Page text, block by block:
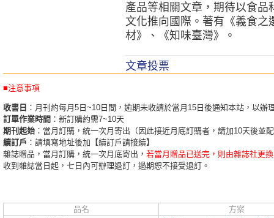
產品等相關文章，期待以食
文化推向國際。著有《義食
材》、《知味臺灣》。
文章投票
■注意事項
收書日 ：月刊約每月5日~10日間，逾期未收請於當月15日後通知本站，以辦
訂單作業時間 ：新訂購約需7~10天
期刊起始 ：當月訂購，統一次月寄出（因此接近月底訂購者，請加10天後並
續訂戶 ：請填寫地址後加【續訂戶請接續】
雜誌贈品，當月訂購，統一次月底寄出， 若當月贈品已送完，則由雜誌社更
收到雜誌當日起，七日內可辦理退訂，過期恕不接受退訂。
品名 方案